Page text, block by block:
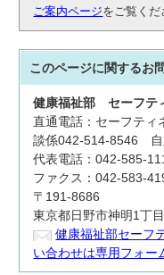
ご案内ページをご覧くだ
このページに関するお
健康福祉部セーフテ
直通電話：セーフテ
談係042-514-8546 自
代表電話：042-585-
ファクス：042-583-
〒191-8686
東京都日野市神明1丁
健康福祉部セーフ
い合わせは専用フォー